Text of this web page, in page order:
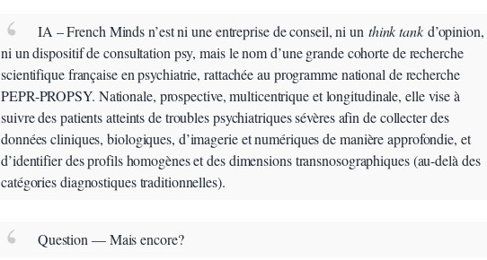
IA – French Minds n’est ni une entreprise de conseil, ni un think tankd’opinion,
ni un dispositif de consultation psy, mais le nom d’une grande cohorte de recherche
scientifique française en psychiatrie, rattachée au programme national de recherche
PEPR-PROPSY. Nationale, prospective, multicentrique et longitudinale, elle vise à
suivre des patients atteints de troubles psychiatriques sévères afin de collecter des
données cliniques, biologiques, d’imagerie et numériques de manière approfondie, et
d’identifier des profils homogènes et des dimensions transnosographiques (au-delà des
catégories diagnostiques traditionnelles).
Question — Mais encore?